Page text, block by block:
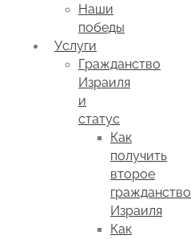
Наши
победы
Услуги
Гражданство
Израиля
и
статус
Как
получить
второе
гражданство
Израиля
Как